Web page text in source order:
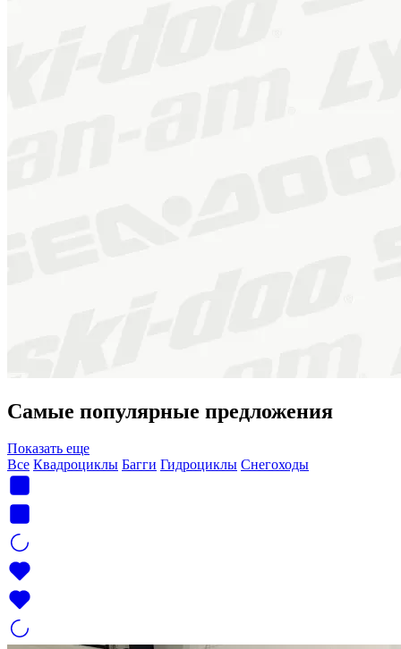
Самые популярные предложения
Показать еще
Все Квадроциклы Багги Гидроциклы Снегоходы